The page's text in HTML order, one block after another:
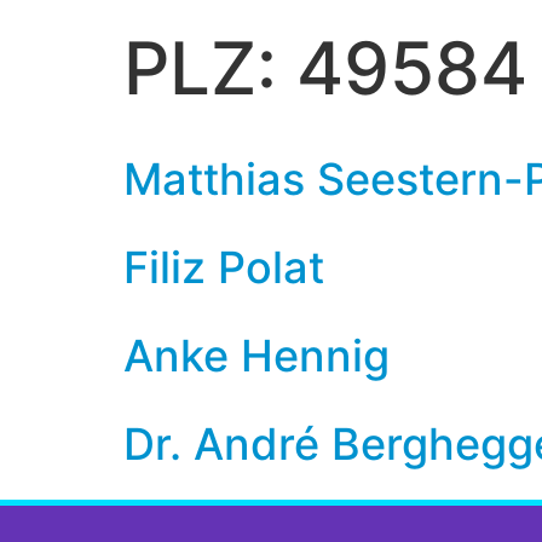
PLZ: 49584
Matthias Seestern-
Filiz Polat
Anke Hennig
Dr. André